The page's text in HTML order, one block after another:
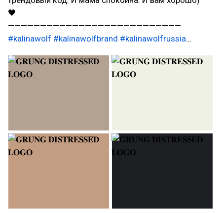
🖤
———————————————————————————
#kalinawolf #kalinawolfbrand #kalinawolfrussia…